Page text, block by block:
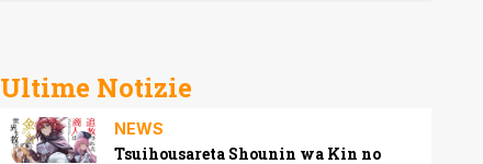
Ultime Notizie
NEWS
Tsuihousareta Shounin wa Kin no